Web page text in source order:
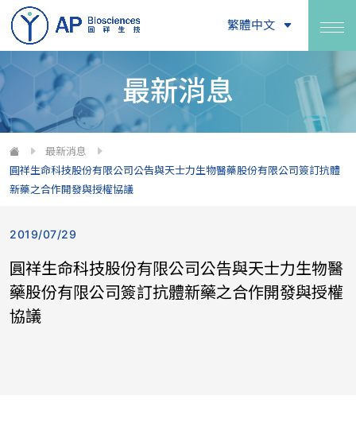
繁體中文
最新消息
最新消息
圓祥生命科技股份有限公司公告與天士力生物醫藥股份有限公司簽訂抗體
新藥之合作開發與授權協議
2019/07/29
圓祥生命科技股份有限公司公告與天士力生物醫
藥股份有限公司簽訂抗體新藥之合作開發與授權
協議